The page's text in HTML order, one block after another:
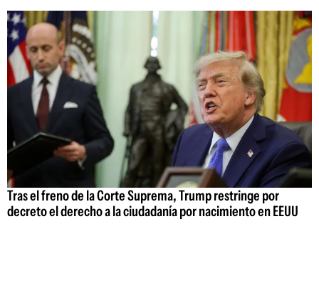
Tras el freno de la Corte Suprema, Trump restringe por
decreto el derecho a la ciudadanía por nacimiento en EEUU